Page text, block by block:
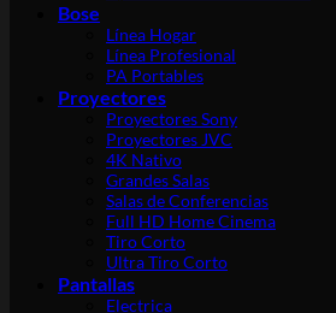
Bose
Línea Hogar
Línea Profesional
PA Portables
Proyectores
Proyectores Sony
Proyectores JVC
4K Nativo
Grandes Salas
Salas de Conferencias
Full HD Home Cinema
Tiro Corto
Ultra Tiro Corto
Pantallas
Electrica